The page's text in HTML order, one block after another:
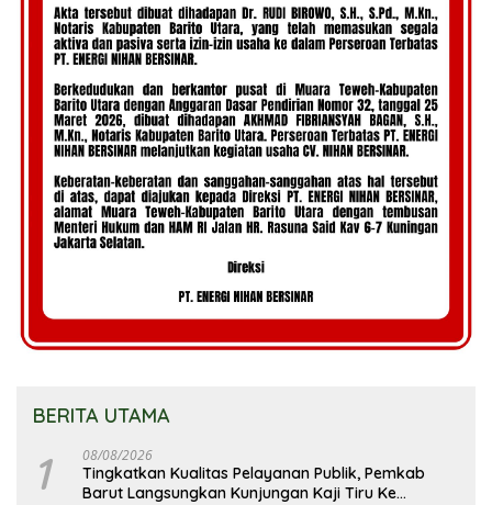
BERITA UTAMA
1 08/08/2026
Tingkatkan Kualitas Pelayanan Publik, Pemkab
Barut Langsungkan Kunjungan Kaji Tiru Ke